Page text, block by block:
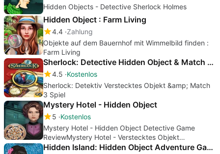
Hidden Objects - Detective Sherlock Holmes
Hidden Object : Farm Living
4.4 Zahlung
Objekte auf dem Bauernhof mit Wimmelbild finden :
Farm Living
Sherlock: Detective Hidden Object & Match 3 Game
4.5 Kostenlos
Sherlock: Detektiv Verstecktes Objekt &amp; Match
3 Spiel
Mystery Hotel - Hidden Object
5 Kostenlos
Mystery Hotel - Hidden Object Detective Game
ReviewMystery Hotel - Verstecktes Objekt
Detektivspiel Bewertung
Hidden Island: Hidden Object Adventure Games